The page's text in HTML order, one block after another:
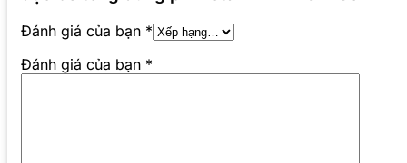
Đánh giá của bạn *
Đánh giá của bạn *